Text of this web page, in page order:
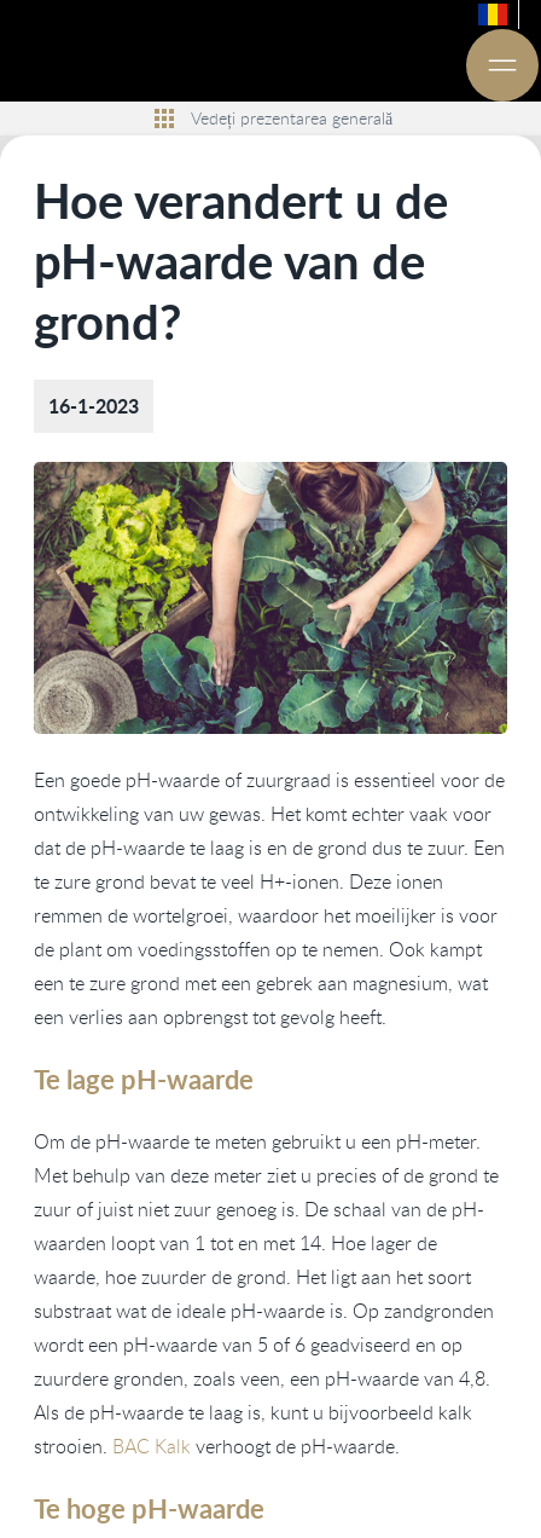
Vedeți prezentarea generală
Hoe verandert u de
pH-waarde van de
grond?
16-1-2023
Een goede pH-waarde of zuurgraad is essentieel voor de
ontwikkeling van uw gewas. Het komt echter vaak voor
dat de pH-waarde te laag is en de grond dus te zuur. Een
te zure grond bevat te veel H+-ionen. Deze ionen
remmen de wortelgroei, waardoor het moeilijker is voor
de plant om voedingsstoffen op te nemen. Ook kampt
een te zure grond met een gebrek aan magnesium, wat
een verlies aan opbrengst tot gevolg heeft.
Te lage pH-waarde
Om de pH-waarde te meten gebruikt u een pH-meter.
Met behulp van deze meter ziet u precies of de grond te
zuur of juist niet zuur genoeg is. De schaal van de pH-
waarden loopt van 1 tot en met 14. Hoe lager de
waarde, hoe zuurder de grond. Het ligt aan het soort
substraat wat de ideale pH-waarde is. Op zandgronden
wordt een pH-waarde van 5 of 6 geadviseerd en op
zuurdere gronden, zoals veen, een pH-waarde van 4,8.
Als de pH-waarde te laag is, kunt u bijvoorbeeld kalk
strooien. BAC Kalk verhoogt de pH-waarde.
Te hoge pH-waarde